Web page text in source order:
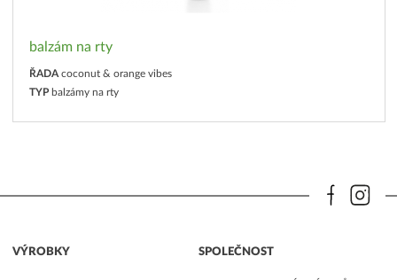
balzám na rty
ŘADA coconut & orange vibes
TYP balzámy na rty
VÝROBKY SPOLEČNOST